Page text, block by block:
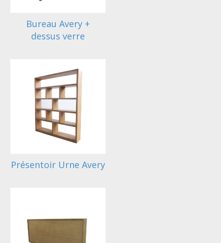
Bureau Avery +
dessus verre
Présentoir Urne Avery